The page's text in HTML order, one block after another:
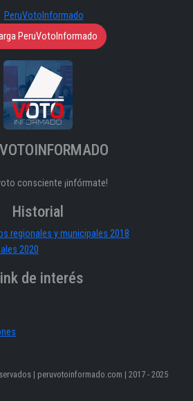
PeruVotoInformado
consciente ¡infórmate!
Historial
regionales y municipales 2018
2020
de interés
| peruvotoinformado.com | 2017 - 2025